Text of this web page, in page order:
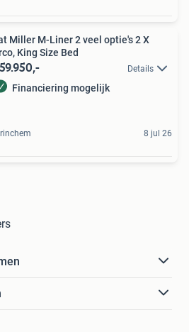
Miller M-Liner 2 veel optie's 2 X
King Size Bed
Details
Financiering mogelijk
8 jul 26